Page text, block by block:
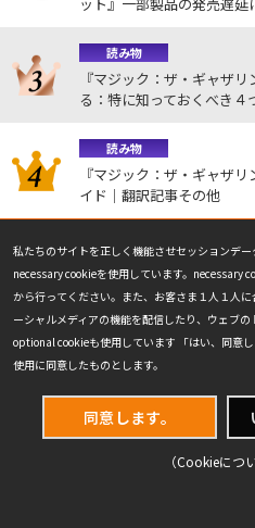
ット』一部製品の発売遅
読み物
『マジック：ザ・ギャザ
る：特に知っておくべき
読み物
『マジック：ザ・ギャザ
イド｜翻訳記事その他
戦略記事
プロツアー『マジック：
ー・ヒーローズ』 後編｜
NEWEST
最新の読み物
2026.8.7
私たちのサイトを正しく機能させセッションデ
necessary cookieを使用しています。necessary
から行ってください。また、お客さま１人１人
ーシャルメディアの機能を配信したり、ウェブの
optional cookieも使用しています 「はい、同意
使用に同意したものとします。
同意します。
（Cookieにつ